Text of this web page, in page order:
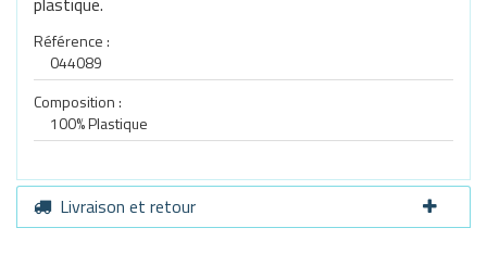
Référence :
044089
Composition :
100% Plastique
Livraison et retour